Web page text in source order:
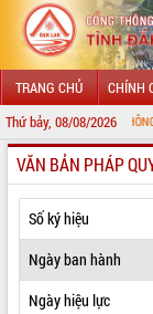
TRANG CHỦ CHÍNH
Thứ bảy, 08/08/2026
CỔNG THÔNG TIN ĐIỆN TỬ
GIỚI THIỆU
LÃNH ĐẠO UBND TỈNH
TIN TỨC SỰ KIỆN
SỞ, BAN, NGÀNH
VĂN BẢN PHÁP
Số ký hiệu
Ngày ban hành
Ngày hiệu lực